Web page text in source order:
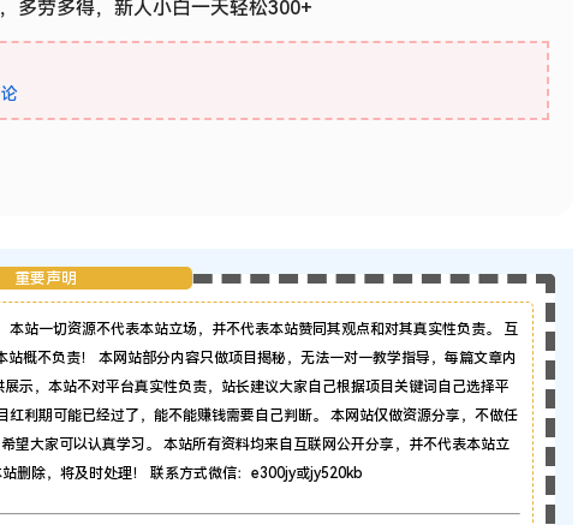
多劳多得，新人小白一天轻松300+
重要声明
站一切资源不代表本站立场，并不代表本站赞同其观点和对其真实性负责。 互
概不负责！ 本网站部分内容只做项目揭秘，无法一对一教学指导，每篇文章内
示，本站不对平台真实性负责，站长建议大家自己根据项目关键词自己选择平
利期可能已经过了，能不能赚钱需要自己判断。 本网站仅做资源分享，不做任
望大家可以认真学习。 本站所有资料均来自互联网公开分享，并不代表本站立
删除，将及时处理！ 联系方式微信：e300jy或jy520kb